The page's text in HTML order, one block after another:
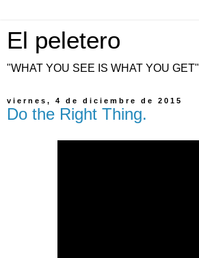
El peletero
"WHAT YOU SEE IS WHAT YOU GET"
viernes, 4 de diciembre de 2015
Do the Right Thing.